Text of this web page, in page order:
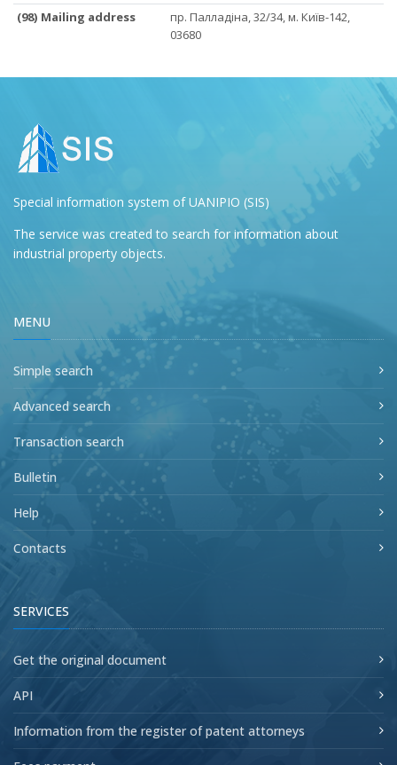
(98) Mailing address
пр. Палладіна, 32/34, м. Київ-142,
03680
Special information system of UANIPIO (SIS)
The service was created to search for information about
industrial property objects.
MENU
Simple search
Advanced search
Transaction search
Bulletin
Help
Contacts
SERVICES
Get the original document
API
Information from the register of patent attorneys